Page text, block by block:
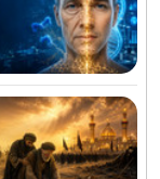
باختر: انتقال
مجازاتی مواجه
ماجرای پیشنهاد
پوچی که به
مدال طلای زارعی